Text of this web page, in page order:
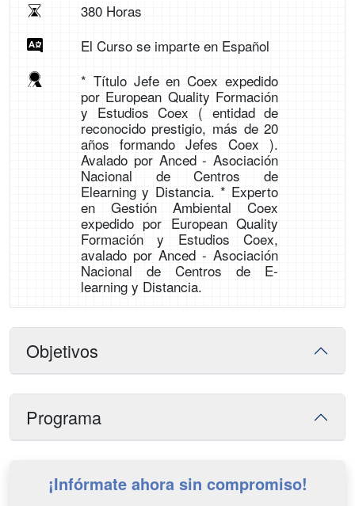
380 Horas
El Curso se imparte en Español
* Título Jefe en Coex expedido
por European Quality Formación
y Estudios Coex ( entidad de
reconocido prestigio, más de 20
años formando Jefes Coex ).
Avalado por Anced - Asociación
Nacional de Centros de
Elearning y Distancia. * Experto
en Gestión Ambiental Coex
expedido por European Quality
Formación y Estudios Coex,
avalado por Anced - Asociación
Nacional de Centros de E-
learning y Distancia.
Objetivos
Programa
¡Infórmate ahora sin compromiso!